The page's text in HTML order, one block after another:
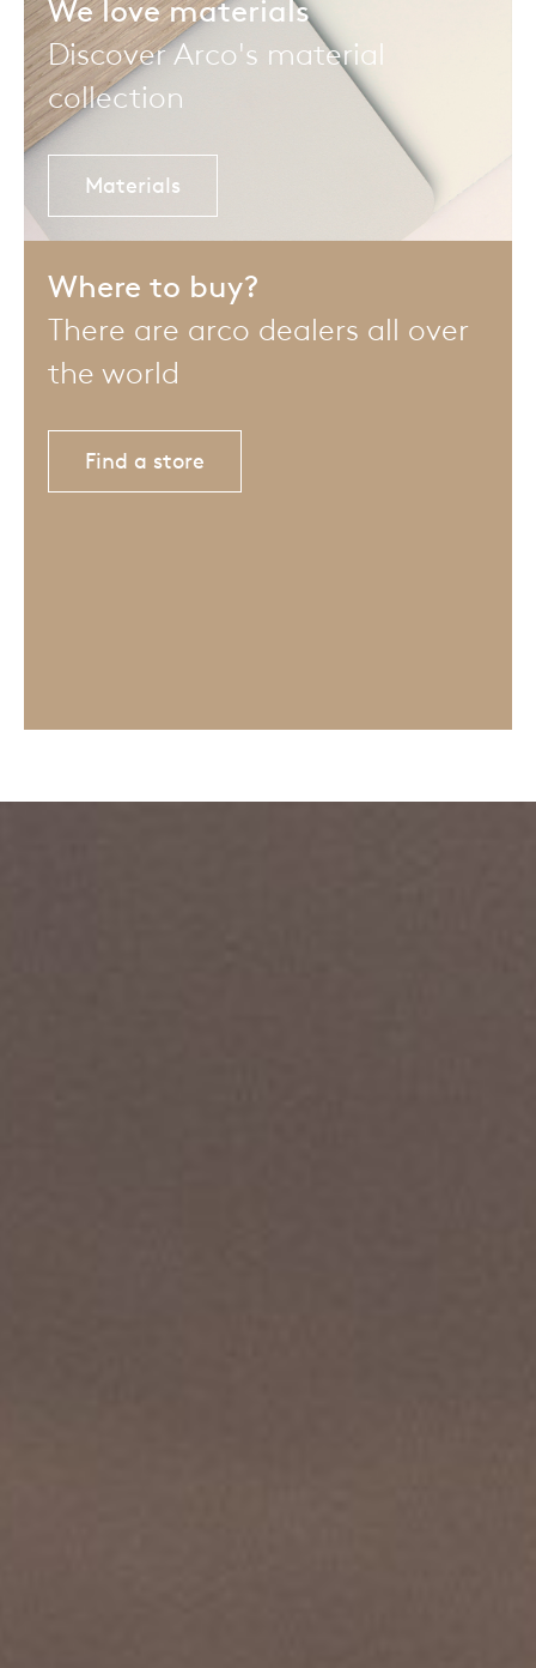
We love materials
Discover Arco's material
collection
Materials
Where to buy?
There are arco dealers all over
the world
Find a store